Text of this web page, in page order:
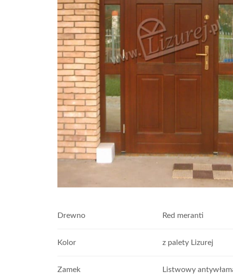
Drewno Red meranti
Kolor z palety Lizurej
Zamek Listwowy